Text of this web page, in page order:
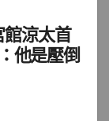
涼太首
他是壓倒